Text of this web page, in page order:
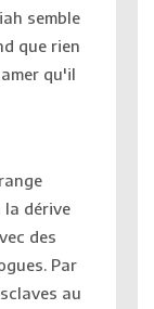
semble
que rien
qu'il
la dérive
des
Par
au